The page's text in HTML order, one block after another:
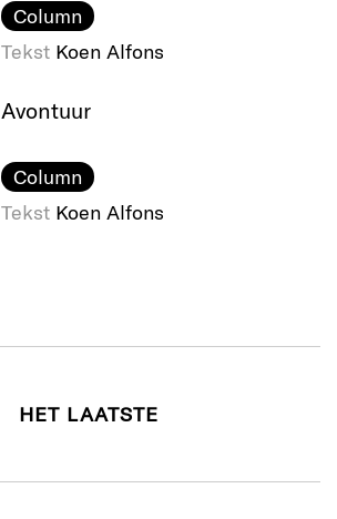
Column
Tekst Koen Alfons
Avontuur
Column
Tekst Koen Alfons
HET LAATSTE